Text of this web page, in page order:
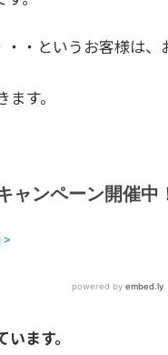
・というお客様は、
す。
ます。